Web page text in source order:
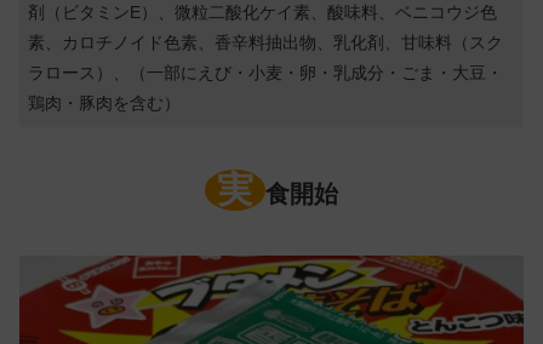
剤（ビタミンE）、微粒二酸化ケイ素、酸味料、ベニコウジ色
素、カロチノイド色素、香辛料抽出物、乳化剤、甘味料（スク
ラロース）、（一部にえび・小麦・卵・乳成分・ごま・大豆・
鶏肉・豚肉を含む）
実 食開始